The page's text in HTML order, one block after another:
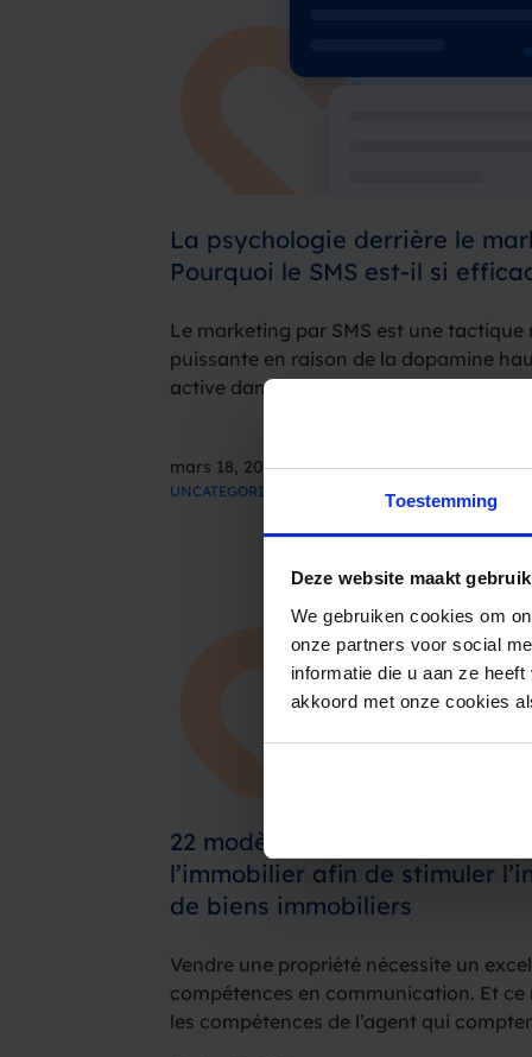
Toestemming
Deze website maakt
We gebruiken cookies om
onze partners voor social
informatie die u aan ze
akkoord met onze cookies
La psychologie derrière le
Pourquoi le SMS est-il si
Le marketing par SMS est une
puissante en raison de la dopamine
active dans nos cerveaux, entraînant
mars 18, 2024
UNCATEGORIZED
22 modèles de SMS et de
l’immobilier afin de stimuler
de biens immobiliers
Vendre une propriété nécessite un
compétences en communication. Et ce
les compétences de l’agent qui